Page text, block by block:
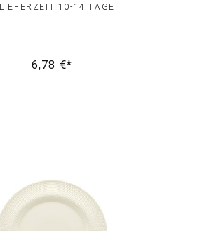
LIEFERZEIT 10-14 TAGE
6,78 €*